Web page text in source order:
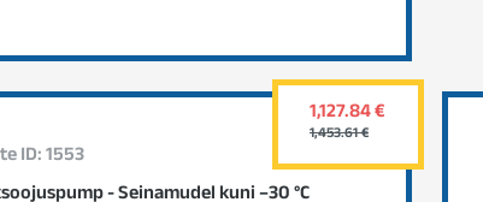
ID: 1553
- Seinamudel kuni –30 °C
1,127.84 €
1,453.61 €